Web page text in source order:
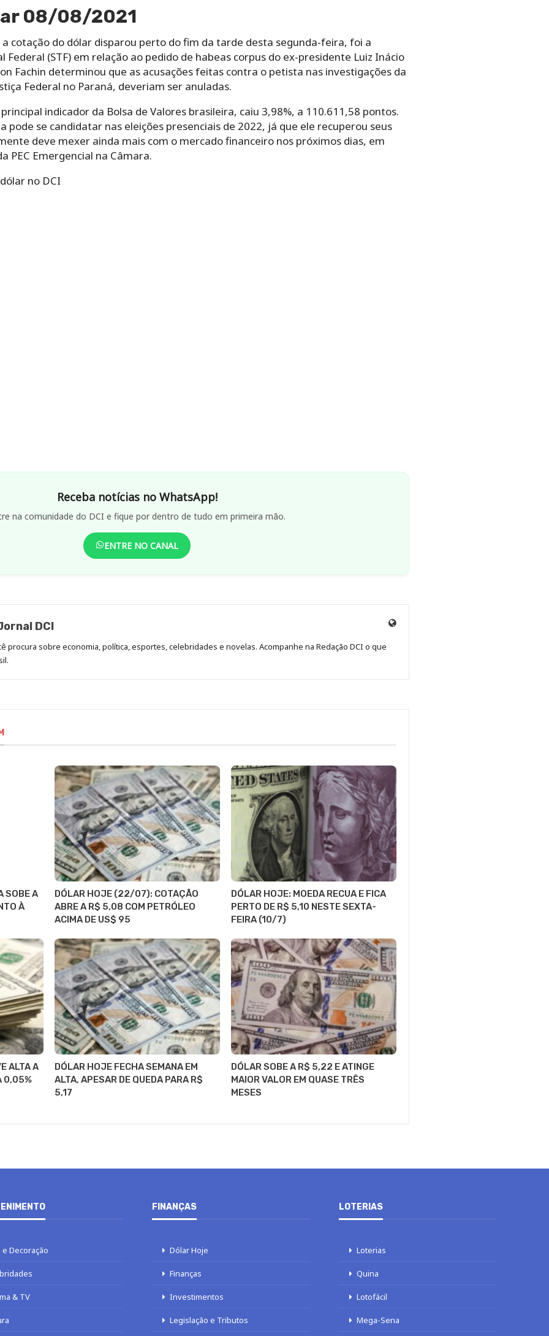
08/08/2021
cotação do dólar disparou perto do fim da tarde desta segunda-feira, foi a
Federal (STF) em relação ao pedido de habeas corpus do ex-presidente Luiz Inácio
Fachin determinou que as acusações feitas contra o petista nas investigações da
Federal no Paraná, deveriam ser anuladas.
indicador da Bolsa de Valores brasileira, caiu 3,98%, a 110.611,58 pontos.
pode se candidatar nas eleições presenciais de 2022, já que ele recuperou seus
deve mexer ainda mais com o mercado financeiro nos próximos dias, em
PEC Emergencial na Câmara.
no DCI
Receba notícias no WhatsApp!
na comunidade do DCI e fique por dentro de tudo em primeira mão.
ENTRE NO CANAL
DCI
Site
procura sobre economia, política, esportes, celebridades e novelas. Acompanhe na Redação DCI o que
SOBE A
À
DÓLAR HOJE (22/07): COTAÇÃO
ABRE A R$ 5,08 COM PETRÓLEO
ACIMA DE US$ 95
DÓLAR HOJE: MOEDA RECUA E FICA
PERTO DE R$ 5,10 NESTE SEXTA-
FEIRA (10/7)
ALTA A
0,05%
DÓLAR HOJE FECHA SEMANA EM
ALTA, APESAR DE QUEDA PARA R$
5,17
DÓLAR SOBE A R$ 5,22 E ATINGE
MAIOR VALOR EM QUASE TRÊS
MESES
e Decoração
& TV
FINANÇAS
Dólar Hoje
Finanças
Investimentos
Legislação e Tributos
LOTERIAS
Loterias
Quina
Lotofácil
Mega-Sena